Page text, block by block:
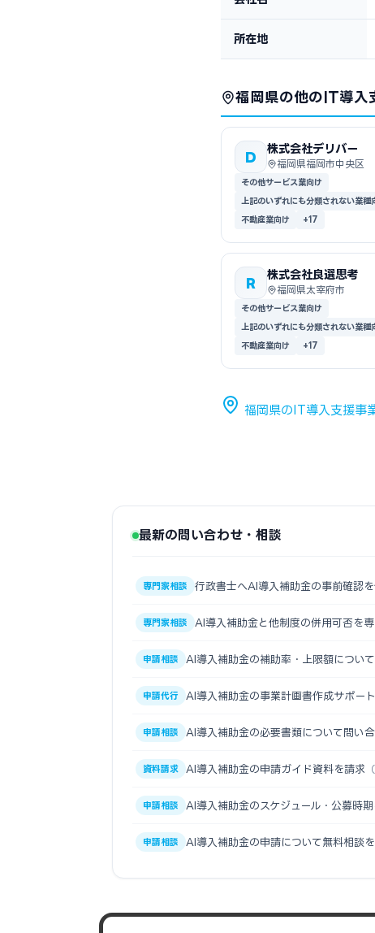
所在地
福岡県の他のIT導入
D
株式会社デリバー
福岡県福岡市中央区
その他サービス業向け
上記のいずれにも分類されない業種
不動産業向け
+17
R
株式会社良選思考
福岡県太宰府市
その他サービス業向け
上記のいずれにも分類されない業種
不動産業向け
+17
福岡県のIT導入支援事
最新の問い合わせ・相談
専門家相談 行政書士へAI導入補助金の事前確認
専門家相談 AI導入補助金と他制度の併用可否を
申請相談 AI導入補助金の補助率・上限額につい
申請代行 AI導入補助金の事業計画書作成サポー
申請相談 AI導入補助金の必要書類について問い
資料請求 AI導入補助金の申請ガイド資料を請求
申請相談 AI導入補助金のスケジュール・公募時
申請相談 AI導入補助金の申請について無料相談